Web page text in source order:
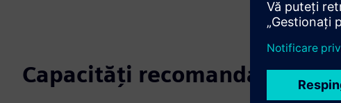
Capacități recomandate